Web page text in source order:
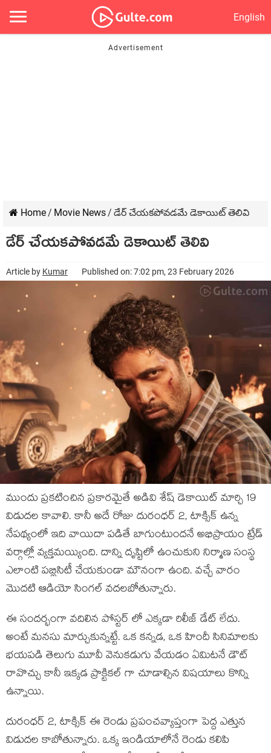
English
Home/ Movie News/ డేర్ చేయకపోవడమే డెకాయిట్ తెలివి
డేర్ చేయకపోవడమే డెకాయిట్ తెలివి
Article by Kumar Published on: 7:02 pm, 23 February 2026
ముందు ప్రకటించిన ప్రకారమైతే అడివి శేష్ డెకాయిట్ మార్చి 19
విడుదల కావాలి. కానీ అదే రోజు దురంధర్ 2, టాక్సిక్ ఉన్న
నేపథ్యంలో ఇది వాయిదా పడితే బాగుంటుందనే అభిప్రాయం ట్రేడ్
వర్గాల్లో వ్యక్తమయ్యింది. దాన్ని దృష్టిలో ఉంచుకుని నిర్మాణ సంస్థ
ఎలాంటి పబ్లిసిటీ చేయకుండా మౌనంగా ఉంది. వచ్చే వారం
మొదటి ఆడియో సింగల్ వదలబోతున్నారు.
ఈ సందర్భంగా వదిలిన పోస్టర్ లో ఎక్కడా రిలీజ్ డేట్ లేదు.
అంటే మనసు మార్చుకున్నట్టే. ఒక కన్నడ, ఒక హిందీ సినిమాలకు
భయపడి తెలుగు మూవీ వెనుకడుగు వేయడం ఏమిటనే డౌట్
రావొచ్చు కానీ ఇక్కడ ప్రాక్టికల్ గా చూడాల్సిన విషయాలు కొన్ని
ఉన్నాయి.
దురంధర్ 2, టాక్సిక్ ఈ రెండు ప్రపంచవ్యాప్తంగా పెద్ద ఎత్తున
విడుదల కాబోతున్నారు. ఒక్క ఇండియాలోనే రెండు కలిపి